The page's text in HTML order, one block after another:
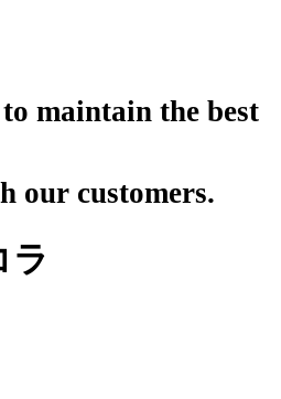
maintain the best
our customers.
ラ